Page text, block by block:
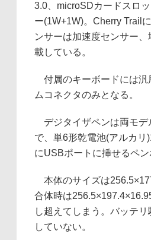
3.0、microSDカードスロ
ー(1W+1W)。Cherry Trail
ンサーは加速度センサー
載している。
付属のキーボードには汎
ムコネクタのみとなる。
デジタイザペンは両モデ
で、単6形乾電池(アルカ
にUSBポートに挿せるペン
本体のサイズは
合体時は
し超えてしまう。バッテ
していない。